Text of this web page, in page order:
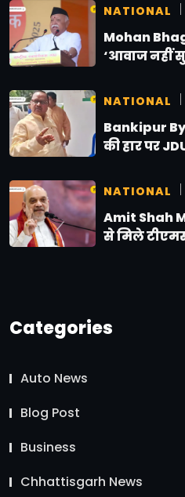
NATIONAL
Mohan
‘आवाज नहीं
NATIONAL
Bankipur
की हार पर
NATIONAL
Amit Shah
से मिले
Categories
Auto News
Blog Post
Business
Chhattisgarh News